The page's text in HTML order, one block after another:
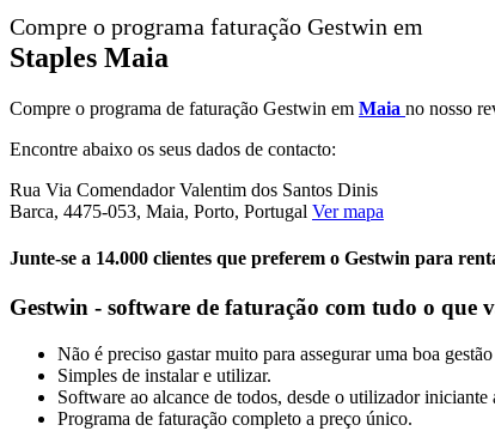
Compre o programa faturação Gestwin em
Staples Maia
Compre o programa de faturação Gestwin em Maia no nosso
Encontre abaixo os seus dados de contacto:
Rua Via Comendador Valentim dos Santos Dinis
Barca, 4475-053, Maia, Porto, Portugal Ver mapa
Junte-se a 14.000 clientes que preferem o Gestwin para
Gestwin - software de faturação com tudo o que
Não é preciso gastar muito para assegurar uma boa
Simples de instalar e utilizar.
Software ao alcance de todos, desde o utilizador iniciante
Programa de faturação completo a preço único.